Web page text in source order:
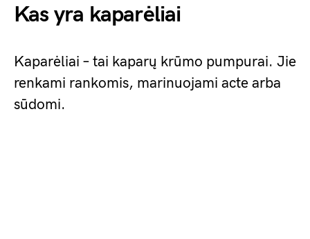
Kas yra kaparėliai
Kaparėliai – tai kaparų krūmo pumpurai. Jie
renkami rankomis, marinuojami acte arba
sūdomi.